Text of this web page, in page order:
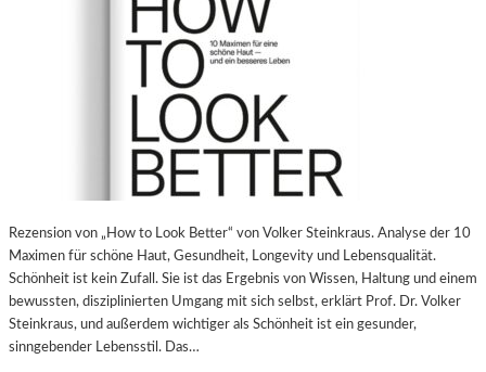
Rezension von „How to Look Better“ von Volker Steinkraus. Analyse der 10
Maximen für schöne Haut, Gesundheit, Longevity und Lebensqualität.
Schönheit ist kein Zufall. Sie ist das Ergebnis von Wissen, Haltung und einem
bewussten, disziplinierten Umgang mit sich selbst, erklärt Prof. Dr. Volker
Steinkraus, und außerdem wichtiger als Schönheit ist ein gesunder,
sinngebender Lebensstil. Das…